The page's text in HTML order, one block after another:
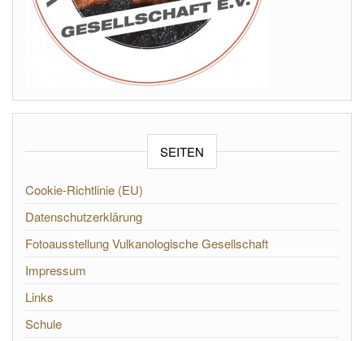
SEITEN
Cookie-Richtlinie (EU)
Datenschutzerklärung
Fotoausstellung Vulkanologische Gesellschaft
Impressum
Links
Schule